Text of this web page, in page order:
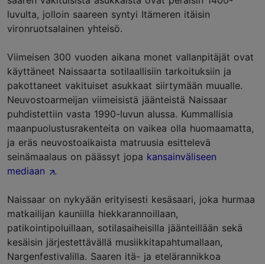
luvulta, jolloin saareen syntyi Itämeren itäisin
vironruotsalainen yhteisö.
Viimeisen 300 vuoden aikana monet vallanpitäjät ovat
käyttäneet Naissaarta sotilaallisiin tarkoituksiin ja
pakottaneet vakituiset asukkaat siirtymään muualle.
Neuvostoarmeijan viimeisistä jäänteistä Naissaar
puhdistettiin vasta 1990-luvun alussa. Kummallisia
maanpuolustusrakenteita on vaikea olla huomaamatta,
ja eräs neuvostoaikaista matruusia esittelevä
seinämaalaus on päässyt jopa kansainväliseen
mediaan
.
Naissaar on nykyään erityisesti kesäsaari, joka hurmaa
matkailijan kauniilla hiekkarannoillaan,
patikointipoluillaan, sotilasaiheisilla jäänteillään sekä
kesäisin järjestettävällä musiikkitapahtumallaan,
Nargenfestivalilla. Saaren itä- ja etelärannikkoa